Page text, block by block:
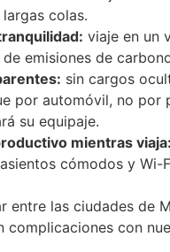
colas.
viaje en un
emisiones de
sin cargos
por automóvil, no por
su equipaje.
mientras viaja:
cómodos y Wi-
entre las ciudades de
complicaciones con